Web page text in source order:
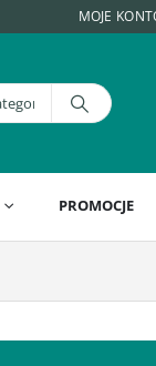
MOJE
PROMOCJE